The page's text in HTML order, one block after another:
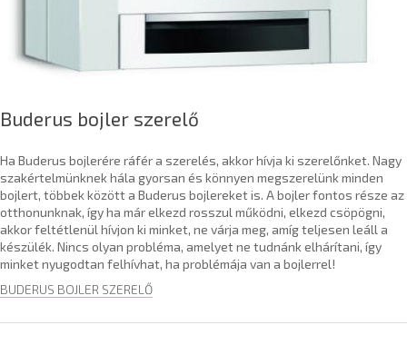
Buderus bojler szerelő
Ha Buderus bojlerére ráfér a szerelés, akkor hívja ki szerelőnket. Nagy
szakértelmünknek hála gyorsan és könnyen megszerelünk minden
bojlert, többek között a Buderus bojlereket is. A bojler fontos része az
otthonunknak, így ha már elkezd rosszul működni, elkezd csöpögni,
akkor feltétlenül hívjon ki minket, ne várja meg, amíg teljesen leáll a
készülék. Nincs olyan probléma, amelyet ne tudnánk elhárítani, így
minket nyugodtan felhívhat, ha problémája van a bojlerrel!
BUDERUS BOJLER SZERELŐ